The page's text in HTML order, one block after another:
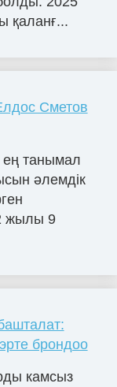
қаланғ...
Сметов
танымал
әлемдік
жылы 9
брондоо
камсыз